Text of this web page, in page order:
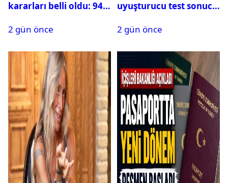
kararları belli oldu: 94
2 gün önce
uyuşturucu test sonucu
2 gün önce